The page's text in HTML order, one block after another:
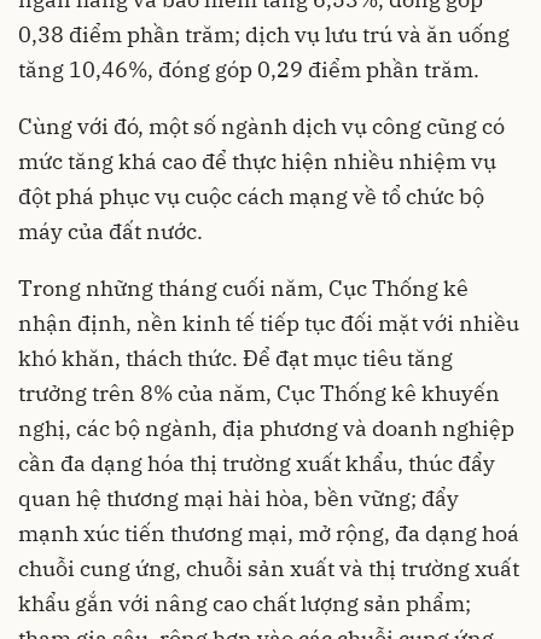
0,38 điểm phần trăm; dịch vụ lưu trú và ăn uống
tăng 10,46%, đóng góp 0,29 điểm phần trăm.
Cùng với đó, một số ngành dịch vụ công cũng có
mức tăng khá cao để thực hiện nhiều nhiệm vụ
đột phá phục vụ cuộc cách mạng về tổ chức bộ
máy của đất nước.
Trong những tháng cuối năm, Cục Thống kê
nhận định, nền kinh tế tiếp tục đối mặt với nhiều
khó khăn, thách thức. Để đạt mục tiêu tăng
trưởng trên 8% của năm, Cục Thống kê khuyến
nghị, các bộ ngành, địa phương và doanh nghiệp
cần đa dạng hóa thị trường xuất khẩu, thúc đẩy
quan hệ thương mại hài hòa, bền vững; đẩy
mạnh xúc tiến thương mại, mở rộng, đa dạng hoá
chuỗi cung ứng, chuỗi sản xuất và thị trường xuất
khẩu gắn với nâng cao chất lượng sản phẩm;